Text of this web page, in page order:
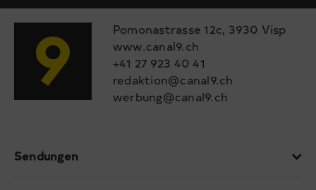
Pomonastrasse 12c, 3930 Visp
www.canal9.ch
+41 27 923 40 41
redaktion@canal9.ch
werbung@canal9.ch
Sendungen